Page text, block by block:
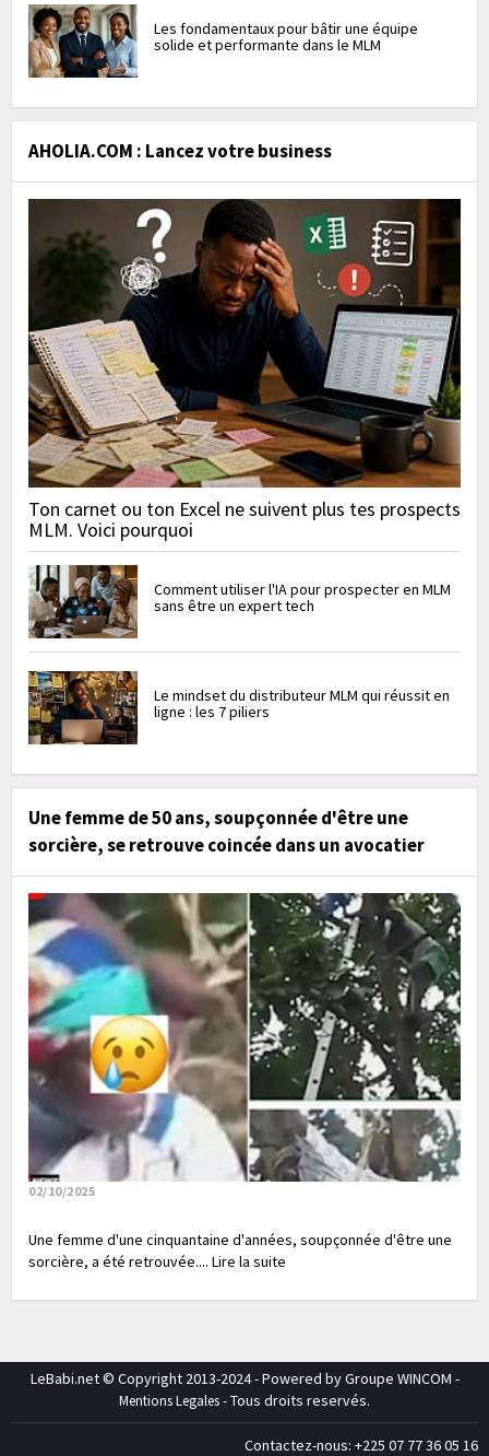
Les fondamentaux pour bâtir une équipe
solide et performante dans le MLM
AHOLIA.COM : Lancez votre business
Ton carnet ou ton Excel ne suivent plus tes prospects
MLM. Voici pourquoi
Comment utiliser l'IA pour prospecter en MLM
sans être un expert tech
Le mindset du distributeur MLM qui réussit en
ligne : les 7 piliers
Une femme de 50 ans, soupçonnée d'être une
sorcière, se retrouve coincée dans un avocatier
02/10/2025
Une femme d'une cinquantaine d'années, soupçonnée d'être une
sorcière, a été retrouvée.... Lire la suite
LeBabi.net © Copyright 2013-2024 - Powered by Groupe WINCOM -
Mentions Legales- Tous droits reservés.
Contactez-nous: +225 07 77 36 05 16